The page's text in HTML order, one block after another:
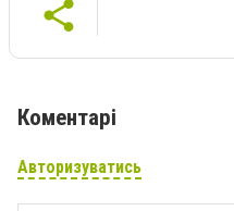
Коментарі
Авторизуватись